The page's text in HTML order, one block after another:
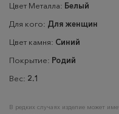
Цвет Металла: Белый
Для кого: Для женщин
Цвет камня: Синий
Покрытие: Родий
Вес: 2.1
В редких случаях изделие может